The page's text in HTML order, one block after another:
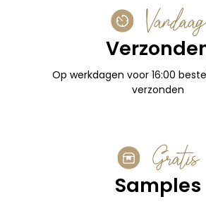
Vandaag
Op werkdagen voor 16:00
verzonden
Gratis
Samples